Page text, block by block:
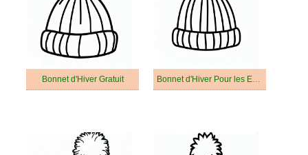
Bonnet d'Hiver Gratuit Bonnet d'Hiver Pour les Enfants